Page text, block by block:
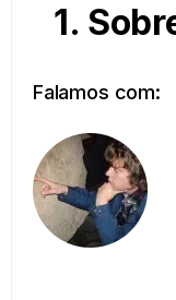
1.
Falamos com: